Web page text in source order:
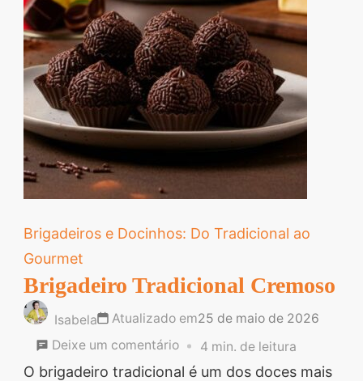
Brigadeiros e Docinhos: Do Tradicional ao
Gourmet
Brigadeiro Tradicional Cremoso
Isabela Atualizado em25 de maio de 2026
Deixe um comentárioem
Brigadeiro
4 min. de leitura
O brigadeiro tradicional é um dos doces mais